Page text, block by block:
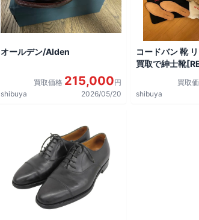
オールデン/Alden
買取価格 215,000円
shibuya
2026/05/20
コードバン 靴
買取で紳士靴
買取
shibuya